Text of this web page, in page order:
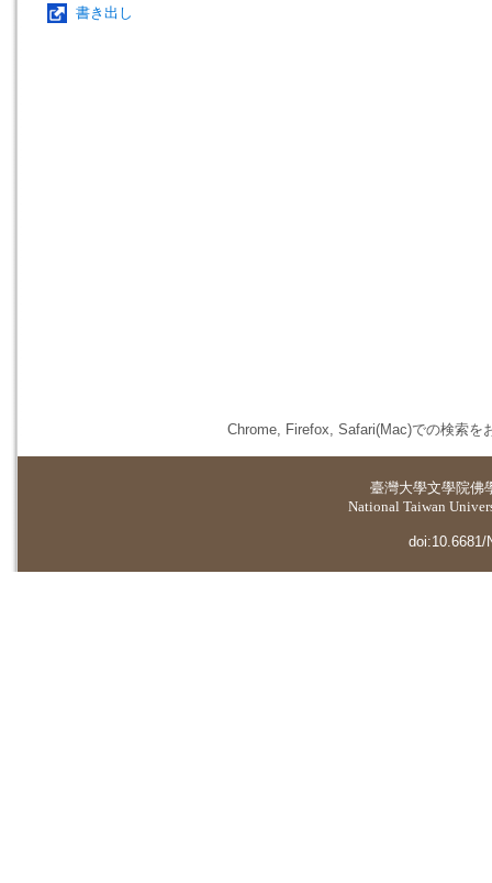
書き出し
Chrome, Firefox, Safari(Mac)での検索を
臺灣大學文學院佛
National Taiwan
doi:10.6681/